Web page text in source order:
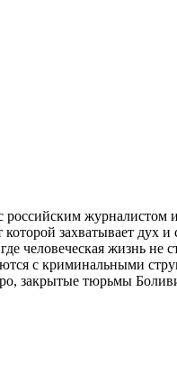
захватывает
человеческая жизнь не
с криминальными
закрытые тюрьмы